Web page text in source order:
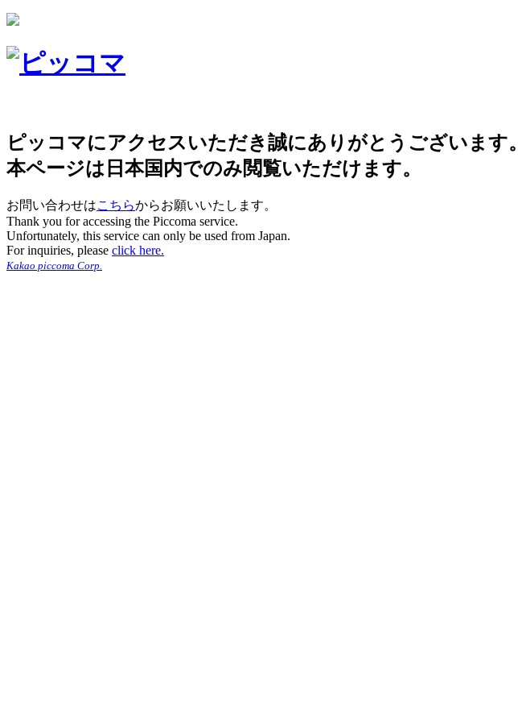
ピッコマにアクセスいただき誠にありがとうございます。
本ページは日本国内でのみ閲覧いただけます。
お問い合わせはこちらからお願いいたします。
Thank you for accessing the Piccoma service.
Unfortunately, this service can only be used from Japan.
For inquiries, please click here.
Kakao piccoma Corp.